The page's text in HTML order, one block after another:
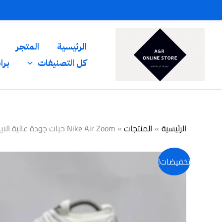
إلى
الرئيسية المتجر
كل التصنيفات
الرئيسية المنتجات Nike Air Zoom حبات جودة عالية الابيض
تخفيضات!